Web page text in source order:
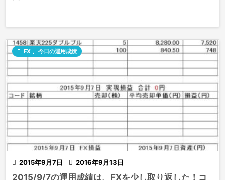
 2015年9月7日  2016年9月13日
 FX , 今日の運用成績
2015/9/7の運用成績は、FXを少し取り返した！コ